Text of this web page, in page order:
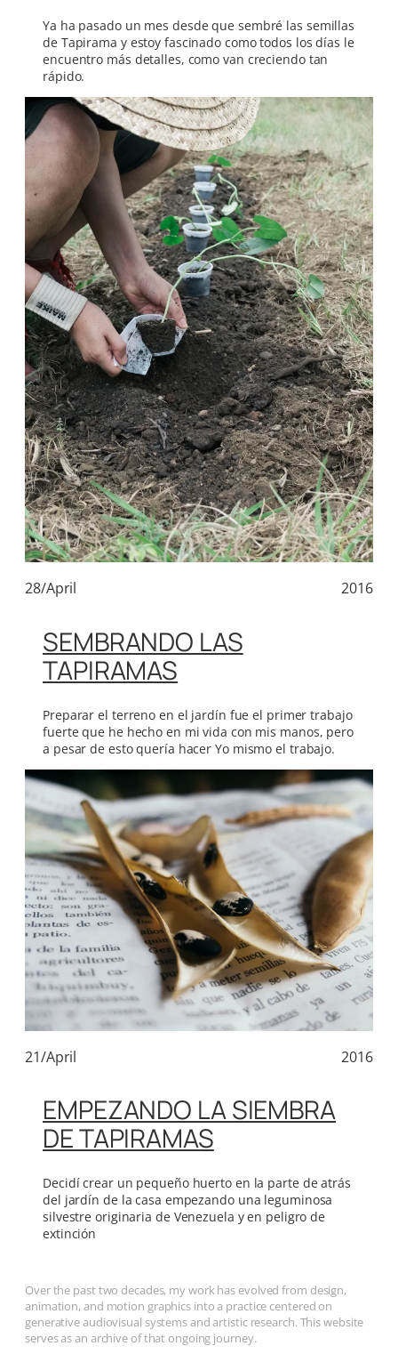
Ya ha pasado un mes desde que sembré las semillas
de Tapirama y estoy fascinado como todos los días le
encuentro más detalles, como van creciendo tan
rápido.
28/April 2016
SEMBRANDO LAS
TAPIRAMAS
Preparar el terreno en el jardín fue el primer trabajo
fuerte que he hecho en mi vida con mis manos, pero
a pesar de esto quería hacer Yo mismo el trabajo.
21/April 2016
EMPEZANDO LA SIEMBRA
DE TAPIRAMAS
Decidí crear un pequeño huerto en la parte de atrás
del jardín de la casa empezando una leguminosa
silvestre originaria de Venezuela y en peligro de
extinción
Over the past two decades, my work has evolved from design,
animation, and motion graphics into a practice centered on
generative audiovisual systems and artistic research. This website
serves as an archive of that ongoing journey.